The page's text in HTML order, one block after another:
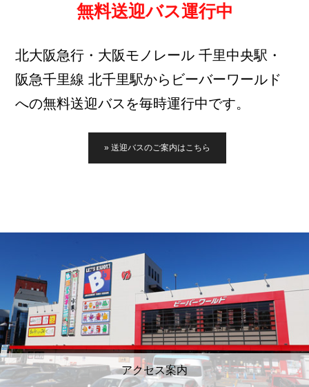
無料送迎バス運行中
北大阪急行・大阪モノレール 千里中央駅・
阪急千里線 北千里駅からビーバーワールド
への無料送迎バスを毎時運行中です。
» 送迎バスのご案内はこちら
アクセス案内